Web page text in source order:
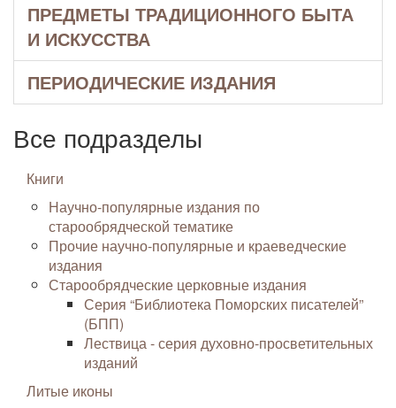
ПРЕДМЕТЫ ТРАДИЦИОННОГО БЫТА
И ИСКУССТВА
ПЕРИОДИЧЕСКИЕ ИЗДАНИЯ
Все подразделы
Книги
Научно-популярные издания по
старообрядческой тематике
Прочие научно-популярные и краеведческие
издания
Старообрядческие церковные издания
Серия “Библиотека Поморских писателей”
(БПП)
Лествица - серия духовно-просветительных
изданий
Литые иконы